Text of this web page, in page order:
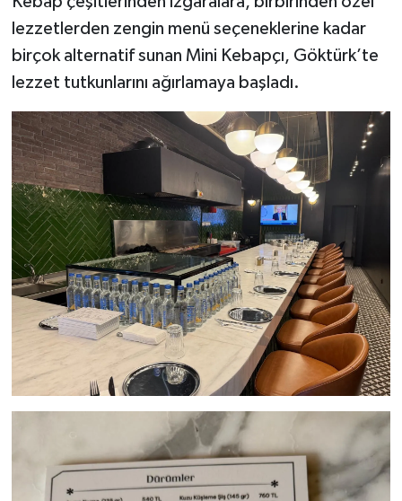
lezzetlerden zengin menü seçeneklerine kadar
birçok alternatif sunan Mini Kebapçı, Göktürk’te
lezzet tutkunlarını ağırlamaya başladı.